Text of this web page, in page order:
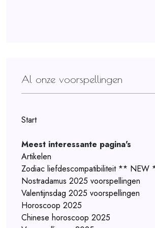
Al onze voorspellingen
Start
Meest interessante pagina's
Artikelen
Zodiac liefdescompatibiliteit ** NEW
Nostradamus 2025 voorspellingen
Valentijnsdag 2025 voorspellingen
Horoscoop 2025
Chinese horoscoop 2025